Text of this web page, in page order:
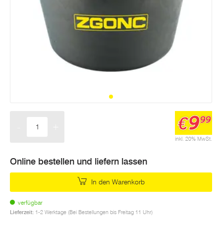
inkl. 20% MwSt.
€999
Online bestellen und liefern lassen
In den Warenkorb
verfügbar
Lieferzeit: 1-2 Werktage (Bei Bestellungen bis Freitag 11 Uhr)